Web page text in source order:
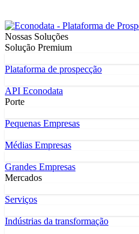
Nossas Soluções
Solução Premium
Plataforma de prospecção
API Econodata
Porte
Pequenas Empresas
Médias Empresas
Grandes Empresas
Mercados
Serviços
Indústrias da transformação